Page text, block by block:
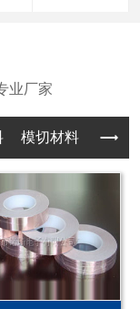
业厂家
模切材料